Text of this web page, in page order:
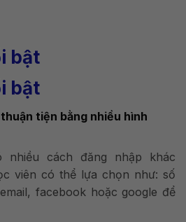
bật
bật
tiện bằng nhiều hình
nhiều cách đăng nhập khác
viên có thể lựa chọn như: số
facebook hoặc google để